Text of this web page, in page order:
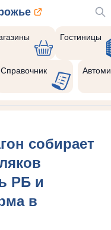
Гостиницы
Справочник
собирает
РБ и
в